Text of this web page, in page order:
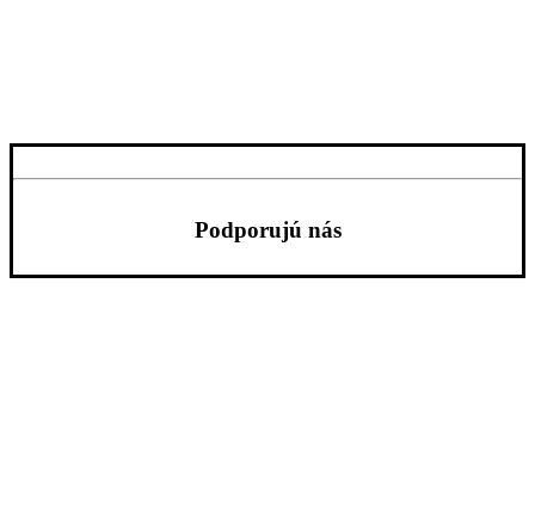
Podporujú nás